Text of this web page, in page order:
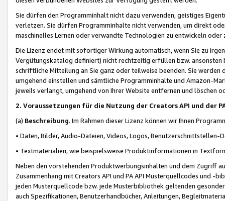
Sie dürfen den Programminhalt nicht dazu verwenden, geistiges
verletzen. Sie dürfen Programminhalte nicht verwenden, um direkt
maschinelles Lernen oder verwandte Technologien zu entwickeln
Die Lizenz endet mit sofortiger Wirkung automatisch, wenn Sie zu
Vergütungskatalog definiert) nicht rechtzeitig erfüllen bzw. ansonsten
schriftliche Mitteilung an Sie ganz oder teilweise beenden. Sie werden
umgehend einstellen und sämtliche Programminhalte und Amazon-
jeweils verlangt, umgehend von Ihrer Website entfernen und löschen
2. Voraussetzungen für die Nutzung der Creators API und der
(a) Beschreibung. Im Rahmen dieser Lizenz können wir Ihnen
• Daten, Bilder, Audio-Dateien, Videos, Logos, Benutzerschnittstellen-
• Textmaterialien, wie beispielsweise Produktinformationen in
Neben den vorstehenden Produktwerbungsinhalten und dem Zugriff
Zusammenhang mit Creators API und PA API Musterquellcodes und
jeden Musterquellcode bzw. jede Musterbibliothek geltenden
auch Spezifikationen, Benutzerhandbücher, Anleitungen,